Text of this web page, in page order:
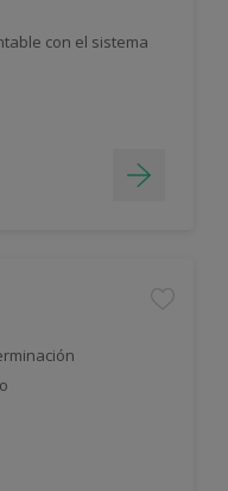
con el sistema